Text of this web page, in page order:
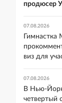
продюсер
07.08.2026
Гимнастка
виз для
07.08.2026
В Нью-
четвертый